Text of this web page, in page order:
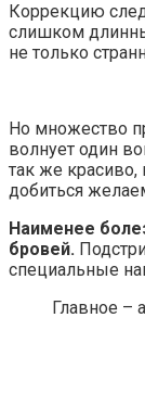
Коррекцию
слишком
не только
Но множество
волнует один
так же красиво,
добиться
Наименее
бровей.
специальные
Главное –